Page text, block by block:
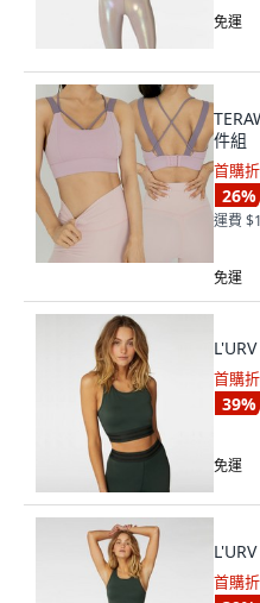
免運
件組
首購
26%
運費
免運
首購
39%
免運
首購